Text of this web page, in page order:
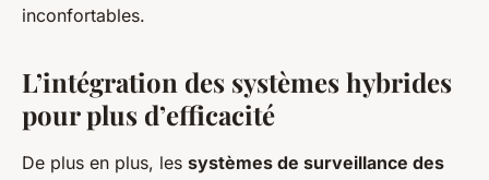
inconfortables.
L’intégration des systèmes hybrides
pour plus d’efficacité
De plus en plus, les systèmes de surveillance des